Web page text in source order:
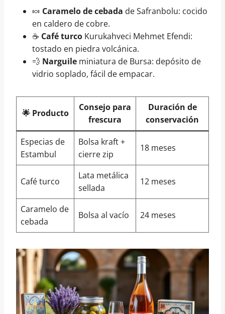
🍬 Caramelo de cebada de Safranbolu: cocido
en caldero de cobre.
☕ Café turco Kurukahveci Mehmet Efendi:
tostado en piedra volcánica.
💨 Narguile miniatura de Bursa: depósito de
vidrio soplado, fácil de empacar.
🌟 Producto
Consejo para
frescura
Duración de
conservación
Especias de
Estambul
Bolsa kraft +
cierre zip
18 meses
Café turco
Lata metálica
sellada
12 meses
Caramelo de
cebada
Bolsa al vacío 24 meses